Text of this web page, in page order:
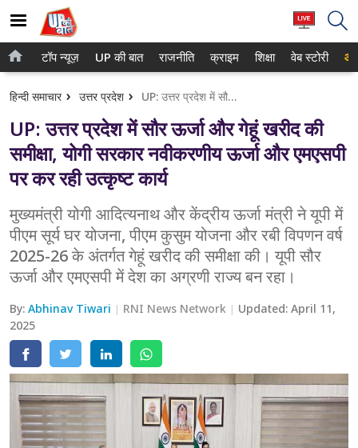
होम
टॉप न्यूज़
UP की बात
राजनीति
क्राइम
शिक्षा
वेब स्टोरी
टॉप न्यूज़ UP की बात राजनीति क्राइम शिक्षा वेब स्टोरी
हिन्दी समाचार उत्तर प्रदेश UP: उत्तर प्रदेश में सौर ऊर्जा और गेहूं खरीद की समीक्षा, योगी सरकार नवीकरणीय ऊर्जा और एमएसपी पर कर रही उत्कृष्ट कार्य
UP: उत्तर प्रदेश में सौर ऊर्जा और गेहूं खरीद की
समीक्षा, योगी सरकार नवीकरणीय ऊर्जा और एमएसपी
पर कर रही उत्कृष्ट कार्य
मुख्यमंत्री योगी आदित्यनाथ और केंद्रीय ऊर्जा मंत्री ने यूपी में
पीएम सूर्य घर योजना, पीएम कुसुम योजना और रबी विपणन वर्ष
2025-26 के अंतर्गत गेहूं खरीद की समीक्षा की। यूपी सौर
ऊर्जा और एमएसपी में देश का अग्रणी राज्य बन रहा।
By:Abhinav Tiwari RNI News Network Updated:April 11,
2025
गाजियाबाद
लखनऊ
कानपुर
वाराणसी
आगरा
अयोध्या
अलीगढ़
मथुरा
मेरठ
मुरादाबाद